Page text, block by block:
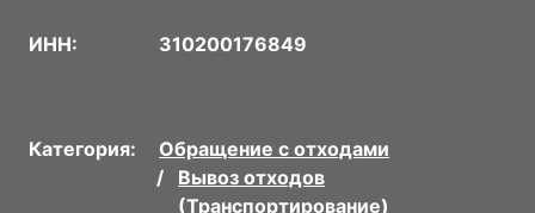
ИНН: 310200176849
Категория:
Обращение с отходами
Вывоз отходов
(Транспортирование)